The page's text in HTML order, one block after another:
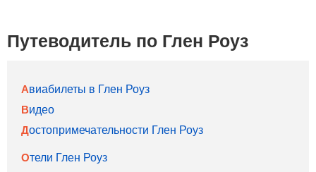
Путеводитель по Глен Роуз
Авиабилеты в Глен Роуз
Видео
Достопримечательности Глен Роуз
Отели Глен Роуз